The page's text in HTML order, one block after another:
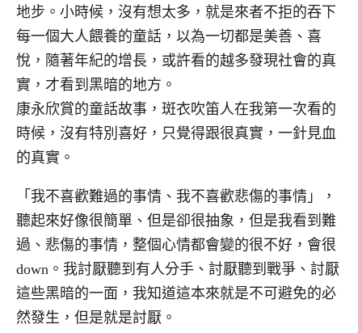
地步。小時候，沒有想太多，就是來者不拒的吞下
每一個大人餵養的童話，以為一切都是美善、喜
悅，隨著年紀的增長，或許看的越多發現社會的真
實，才看到黑暗的地方。
康永欣賞的童話故事，斑衣吹笛人在我第一次看的
時候，沒有特別喜好，只覺得跟很真實，一針見血
的真實。
「我不喜歡難過的事情、我不喜歡悲傷的事情」，
聽起來好像很簡單、但是卻很抽象，但是我看到難
過、悲傷的事情，整個心情都會變的很不好，會很
down。我討厭聽到有人分手、討厭聽到戰爭、討厭
這些黑暗的一面，我知道這本來就是不可避免的必
然發生，但是就是討厭。